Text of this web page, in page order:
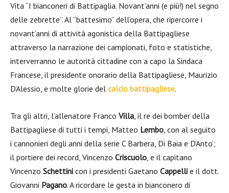
Vita “I bianconeri di Battipaglia. Novant’anni (e più!) nel segno
delle zebrette”. Al “battesimo” dell’opera, che ripercorre i
novant’anni di attività agonistica della Battipagliese
attraverso la narrazione dei campionati, foto e statistiche,
interverranno le autorità cittadine con a capo la Sindaca
Francese, il presidente onorario della Battipagliese, Maurizio
D’Alessio, e molte glorie del calcio battipagliese.
Tra gli altri, l’allenatore Franco Villa, il re dei bomber della
Battipagliese di tutti i tempi, Matteo Lembo, con al seguito
i cannonieri degli anni della serie C Barbera, Di Baia e D’Anto’;
il portiere dei record, Vincenzo Criscuolo, e il capitano
Vincenzo Schettini con i presidenti Gaetano Cappelli e il dott.
Giovanni Pagano. A ricordare le gesta in bianconero di